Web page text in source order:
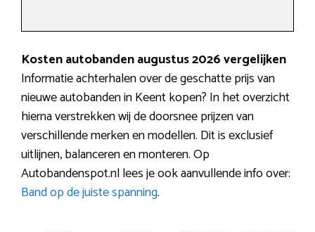
Kosten autobanden augustus 2026 vergelijken
Informatie achterhalen over de geschatte prijs van
nieuwe autobanden in Keent kopen? In het overzicht
hierna verstrekken wij de doorsnee prijzen van
verschillende merken en modellen. Dit is exclusief
uitlijnen, balanceren en monteren. Op
Autobandenspot.nl lees je ook aanvullende info over:
Band op de juiste spanning.